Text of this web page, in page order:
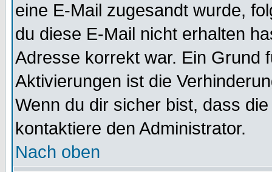
eine E-Mail zugesandt wurde,
du diese E-Mail nicht erhalten
Adresse korrekt war. Ein Grund
Aktivierungen ist die
Wenn du dir sicher bist, dass
kontaktiere den Administrator.
Nach oben